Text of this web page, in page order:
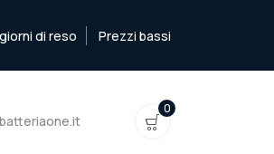
di reso Prezzi bassi
0